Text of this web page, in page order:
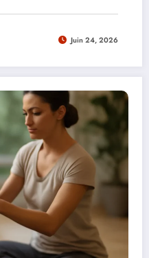
Juin 24, 2026